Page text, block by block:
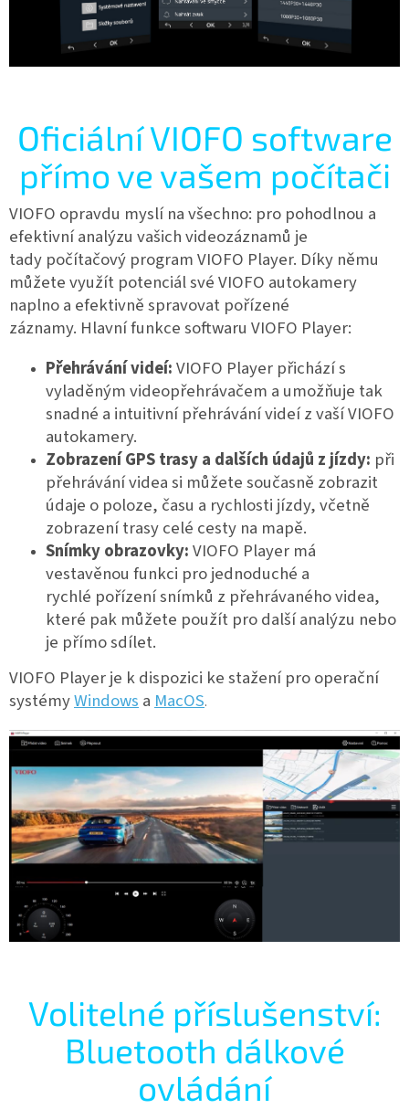
Oficiální VIOFO software
přímo ve vašem počítači
VIOFO opravdu myslí na všechno: pro pohodlnou a
efektivní analýzu vašich videozáznamů je
tady počítačový program VIOFO Player. Díky němu
můžete využít potenciál své VIOFO autokamery
naplno a efektivně spravovat pořízené
záznamy. Hlavní funkce softwaru VIOFO Player:
Přehrávání videí:VIOFO Player přichází s
vyladěným videopřehrávačem a umožňuje tak
snadné a intuitivní přehrávání videí z vaší VIOFO
autokamery.
Zobrazení GPS trasy a dalších údajů z jízdy: při
přehrávání videa si můžete současně zobrazit
údaje o poloze, času a rychlosti jízdy, včetně
zobrazení trasy celé cesty na mapě.
Snímky obrazovky:VIOFO Player má
vestavěnou funkci pro jednoduché a
rychlé pořízení snímků z přehrávaného videa,
které pak můžete použít pro další analýzu nebo
je přímo sdílet.
VIOFO Player je k dispozici ke stažení pro operační
systémyWindows a MacOS.
Volitelné příslušenství:
Bluetooth dálkové
ovládání